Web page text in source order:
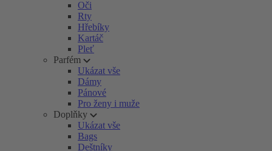
Oči
Rty
Hřebíky
Kartáč
Pleť
Parfém
Ukázat vše
Dámy
Pánové
Pro ženy i muže
Doplňky
Ukázat vše
Bags
Deštníky